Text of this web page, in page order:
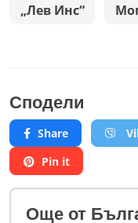
„Лев Инс“
Сподели
Share
Pin it
Oще от